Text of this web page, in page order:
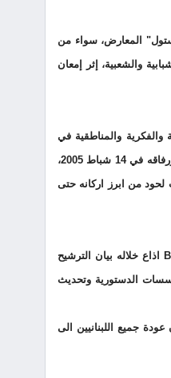
المعارض، سواء من
والشعبية، إثر إمعان
والفكرية والمناطقية في
خريف العام 2004، وكان من أبرز وجوه "انتفاضة الاستقلال" و"ثورة الارز" التي اندلعت بعد اغتيال الرئيس الشهيد رفيق الحريري ورفاقه في 14 شباط 2005،
والتي اعطت اسمها لتحالف "قوى 14 آذار" الذي ظل نسيب لحود من ابرز اركانه حتى
في 13 ايلول 2007، اعلن نسيب لحود ترشيحه رسمياً لمنصب رئاسة الجمهورية في لقاء حاشد في مركز بيروت للمؤتمرات BIEL اذاع خلاله بيان الترشيح
الدستورية وتحديث
عودة جميع اللبنانيين الى